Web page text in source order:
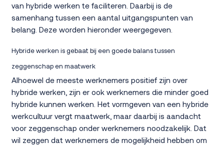
van hybride werken te faciliteren. Daarbij is de
samenhang tussen een aantal uitgangspunten van
belang. Deze worden hieronder weergegeven.
Hybride werken is gebaat bij een goede balans tussen
zeggenschap en maatwerk
Alhoewel de meeste werknemers positief zijn over
hybride werken, zijn er ook werknemers die minder goed
hybride kunnen werken. Het vormgeven van een hybride
werkcultuur vergt maatwerk, maar daarbij is aandacht
voor zeggenschap onder werknemers noodzakelijk. Dat
wil zeggen dat werknemers de mogelijkheid hebben om